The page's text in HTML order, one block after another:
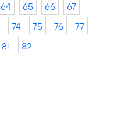
64 65 66
67
74 75 76
77
81 82